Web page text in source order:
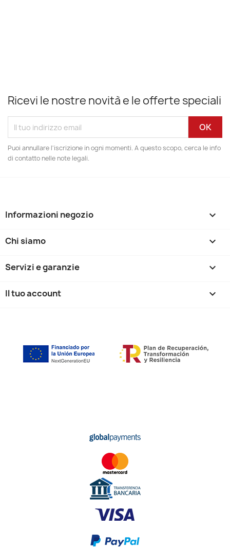
Ricevi le nostre novità e le offerte speciali
Puoi annullare l'iscrizione in ogni momenti. A questo scopo, cerca le info
di contatto nelle note legali.
Informazioni negozio keyboard_arrow_down
Chi siamo 
Servizi e garanzie 
Il tuo account 